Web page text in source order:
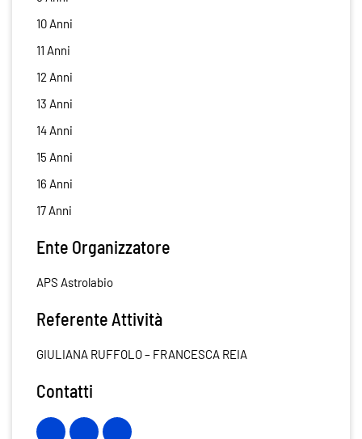
10 Anni
11 Anni
12 Anni
13 Anni
14 Anni
15 Anni
16 Anni
17 Anni
Ente Organizzatore
APS Astrolabio
Referente Attività
GIULIANA RUFFOLO – FRANCESCA REIA
Contatti